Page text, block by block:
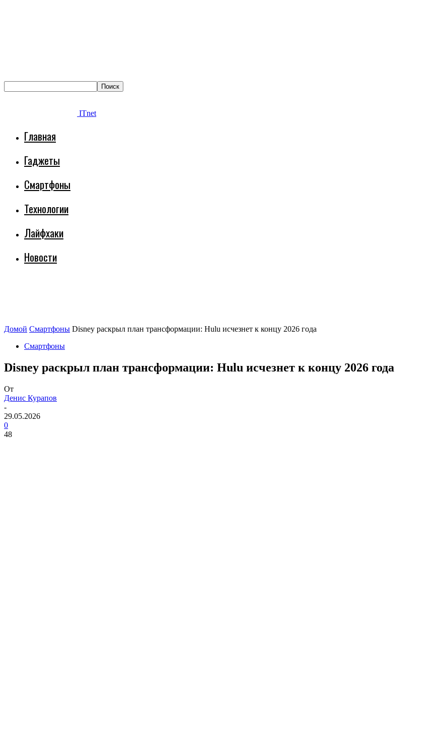
ITnet
Главная
Гаджеты
Смартфоны
Технологии
Лайфхаки
Новости
Домой Смартфоны Disney раскрыл план трансформации: Hulu исчезнет к концу 2026 года
Смартфоны
Disney раскрыл план трансформации: Hulu исчезнет к концу 2026 года
От
Денис Курапов
-
29.05.2026
0
48